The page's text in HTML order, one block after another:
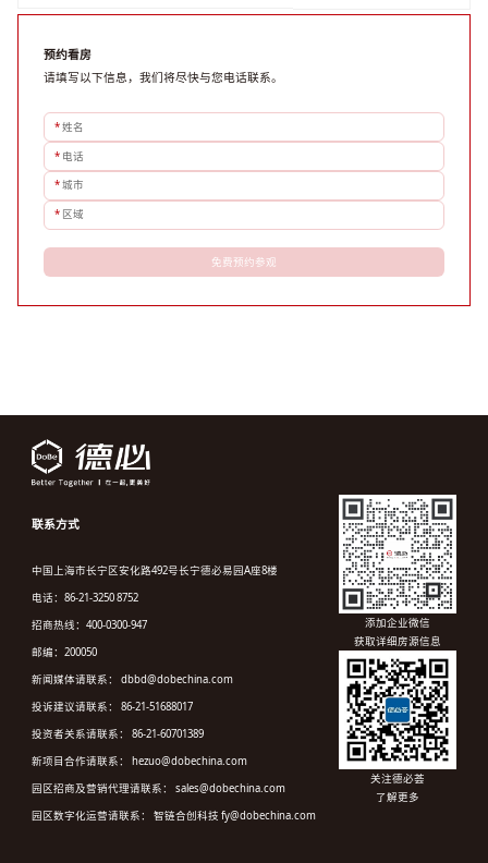
款。选址是综合性战略决策，旨在让办公
预约看房
请填写以下信息，我们将尽快与您电话联系。
*姓名
* 电话
*城市
* 区域
免费预约参观
联系方式
中国上海市长宁区安化路492号长宁德必易园A座8楼
电话：86-21-3250 8752
招商热线：400-0300-947
邮编：200050
新闻媒体请联系： dbbd@dobechina.com
投诉建议请联系： 86-21-51688017
投资者关系请联系： 86-21-60701389
新项目合作请联系： hezuo@dobechina.com
园区招商及营销代理请联系： sales@dobechina.com
园区数字化运营请联系： 智链合创科技 fy@dobechina.com
添加企业微信
获取详细房源信息
关注德必荟
了解更多